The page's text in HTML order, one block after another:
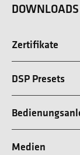
DOWNLOADS
Zertifikate
DSP Presets
Medien